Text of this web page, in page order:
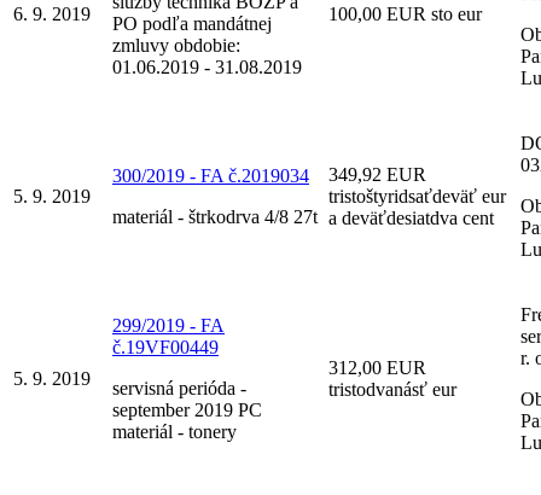
6. 9. 2019
PO podľa mandátnej
zmluvy obdobie:
01.06.2019 - 31.08.2019
100,00 EUR sto eur
5. 9. 2019
300/2019 - FA č.2019034
materiál - štrkodrva 4/8 27t
349,92 EUR
tristoštyridsaťdeväť eur
a deväťdesiatdva cent
5. 9. 2019
299/2019 - FA
č.19VF00449
servisná perióda -
september 2019 PC
materiál - tonery
312,00 EUR
tristodvanásť eur
r.